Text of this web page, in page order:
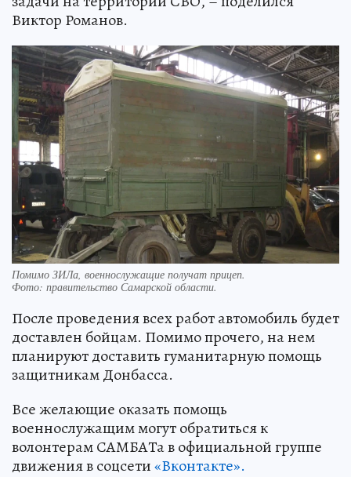
Виктор Романов.
Помимо ЗИЛа, военнослужащие получат прицеп.
Фото: правительство Самарской области.
После проведения всех работ автомобиль будет
доставлен бойцам. Помимо прочего, на нем
планируют доставить гуманитарную помощь
защитникам Донбасса.
Все желающие оказать помощь
военнослужащим могут обратиться к
волонтерам САМБАТа в официальной группе
движения в соцсети«Вконтакте».